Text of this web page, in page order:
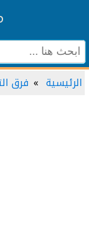
الرئيسية فرق